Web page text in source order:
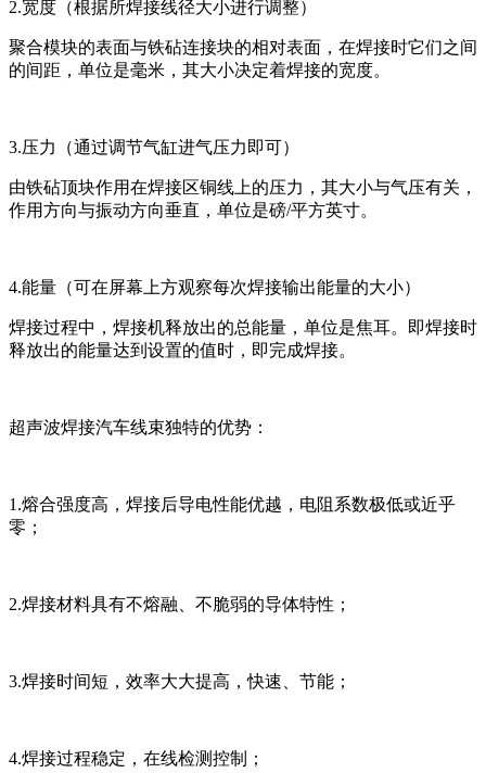
2.宽度（根据所焊接线径大小进行调整）
聚合模块的表面与铁砧连接块的相对表面，在焊接时它们之间
的间距，单位是毫米，其大小决定着焊接的宽度。
3.压力（通过调节气缸进气压力即可）
由铁砧顶块作用在焊接区铜线上的压力，其大小与气压有关，
作用方向与振动方向垂直，单位是磅/平方英寸。
4.能量（可在屏幕上方观察每次焊接输出能量的大小）
焊接过程中，焊接机释放出的总能量，单位是焦耳。即焊接时
释放出的能量达到设置的值时，即完成焊接。
超声波焊接汽车线束独特的优势：
1.熔合强度高，焊接后导电性能优越，电阻系数极低或近乎
零；
2.焊接材料具有不熔融、不脆弱的导体特性；
3.焊接时间短，效率大大提高，快速、节能；
4.焊接过程稳定，在线检测控制；